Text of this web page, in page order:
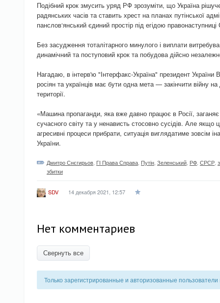
Подібний крок змусить уряд РФ зрозуміти, що Україна
радянських часів та ставить хрест на планах путінської
панслов‘янський єдиний простір під егідою
Без засудження тоталітарного минулого і виплати
динамічний та поступовий крок та побудова дійсно
Нагадаю, в інтерв'ю "Інтерфакс-Україна" президент
росіян та українців має бути одна мета — закінчити війну на
території.
«Машина пропаганди, яка вже давно працює в Росії,
сучасного світу та у ненависть стосовно сусідів. Але якщо
агресивні процеси прибрати, ситуація виглядатиме зовсім
України.
Дмитро Снєгирьов ГІ Права Справа Путін Зеленський РФ СРСР
збитки
SDV 14 декабря 2021, 12:57
Нет комментариев
Свернуть все
Только зарегистрированные и авторизованные